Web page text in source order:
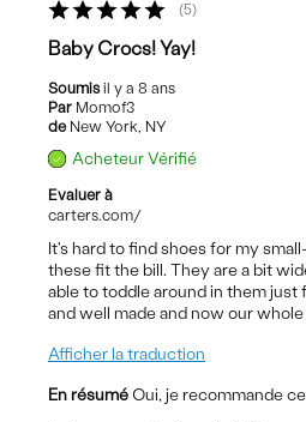
5
Baby Crocs! Yay!
Soumisil y a 8 ans
Par Momof3
de New York, NY
Acheteur Vérifié
Evaluer à
carters.com/
It's hard to find shoes for my
these fit the bill. They are a bit
able to toddle around in them just
and well made and now our
Afficher la traduction
En résumé Oui, je recommande